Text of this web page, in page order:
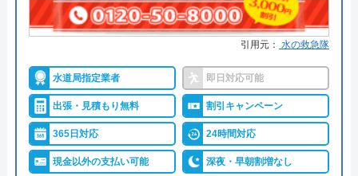
アトム電器チェーンは、全国展開を果たしている
「まるの電器屋さん」のフランチャイズチェーンで
す。給湯器の設置にも対応していますが、全国に店
舗があるため各店舗の営業時間、定休日が異なりま
す。依頼する際には、公式ホームページから事前に
確認しておくとよいでしょう。
引用元： 水の救急隊
水道局指定業者 即日対応可能
出張・見積もり無料 割引キャンペーン
365日対応 24時間対応
現金以外の支払い可能 深夜・早朝割増なし